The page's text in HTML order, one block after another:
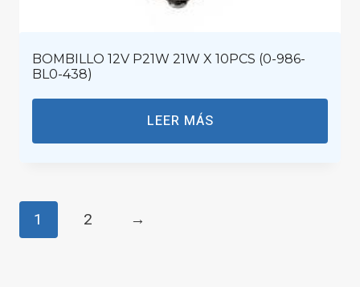
BOMBILLO 12V P21W 21W X 10PCS (0-986-
BL0-438)
LEER MÁS
1 2 →